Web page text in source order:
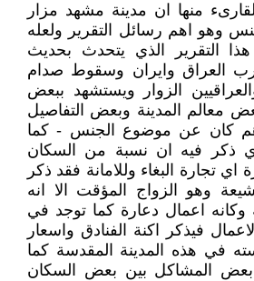
منها ان مدينة مشهد مزار
وهو اهم رسائل التقرير ولعله
التقرير الذي يتحدث بحديث
العراق وايران وسقوط صدام
الزوار ويستشهد ببعض
معالم المدينة وبعض التفاصيل
كان عن موضوع الجنس - كما
ذكر فيه ان نسبة من السكان
تجارة البغاء وللامانة فقد ذكر
وهو الزواج المؤقت الا انه
اعمال دعارة كما توجد في
فيذكر اكنة الفنادق واسعار
في هذه المدينة المقدسة كما
بعض المشاكل بين بعض السكان